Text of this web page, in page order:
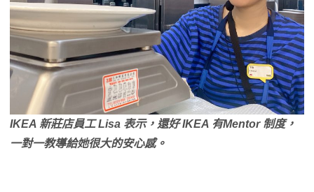
IKEA 新莊店員工 Lisa 表示，還好 IKEA 有Mentor 制度，
一對一教導給她很大的安心感。